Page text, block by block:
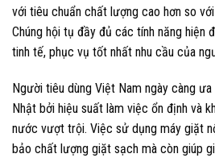
với tiêu chuẩn chất lượng cao hơn so
Chúng hội tụ đầy đủ các tính năng hiện
tinh tế, phục vụ tốt nhất nhu cầu của
Người tiêu dùng Việt Nam ngày càng
Nhật bởi hiệu suất làm việc ổn định và
nước vượt trội. Việc sử dụng máy giặt
bảo chất lượng giặt sạch mà còn giúp